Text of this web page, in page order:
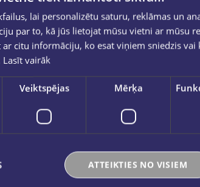
lai personalizētu saturu, reklāmas un
par to, kā jūs lietojat mūsu vietni ar mūsu
citu informāciju, ko esat viņiem sniedzis
Lasīt vairāk
Veiktspējas Mērķa
ATTEIKTIES NO VISIEM